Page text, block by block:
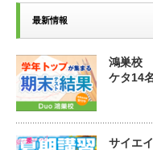
最新情報
鴻巣校
ケタ14
サイエ